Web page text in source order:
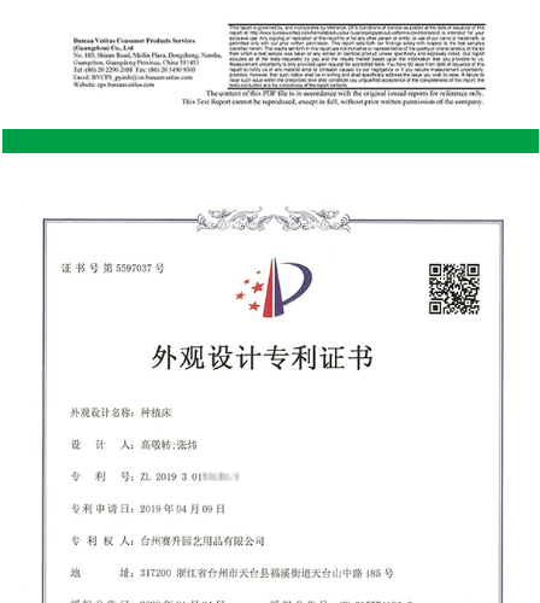
de madera, dándole un toque personal que puede
ser más difícil de lograr con el acero. Aislamiento
natural: La madera proporciona naturalmente un
mejor aislamiento que el acero, manteniendo el
invierno. Esto puede resultar beneficioso para
almacenar artículos más sensibles a la
la madera es un recurso renovable y un cobertizo
de madera puede ser más ecológico en
comparación con el acero, cuya producción
requiere más energía. Si se obtiene de forma
sostenible, la madera puede ser una opción más
ecológica para las personas con conciencia